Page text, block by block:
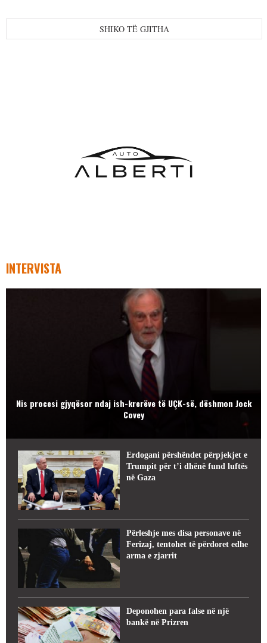
SHIKO TË GJITHA
INTERVISTA
Nis procesi gjyqësor ndaj ish-krerëve të UÇK-së, dëshmon Jock
Covey
Erdogani përshëndet përpjekjet e
Trumpit për t’i dhënë fund luftës
në Gaza
Përleshje mes disa personave në
Ferizaj, tentohet të përdoret edhe
arma e zjarrit
Deponohen para false në një
bankë në Prizren